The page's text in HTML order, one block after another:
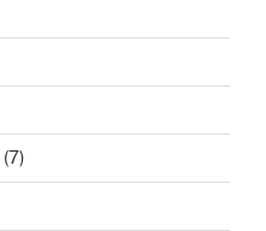
(7)